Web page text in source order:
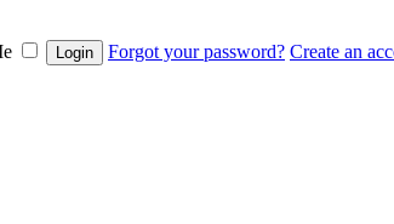
Forgot your password? Create an